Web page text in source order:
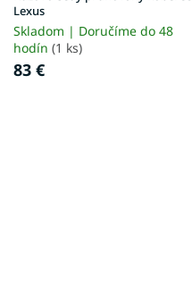
Lexus
Skladom | Doručíme do 48
hodín (1 ks)
83 €